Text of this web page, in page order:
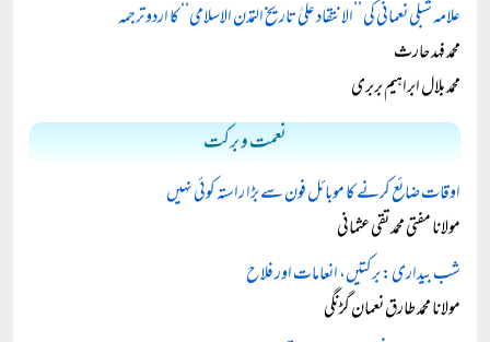
علامہ شبلی نعمانی کی ’’الانتقاد علیٰ تاریخ التمدن الاسلامی‘‘ کا اردو ترجمہ
محمد فہد حارث
محمد بلال ابراہیم بربری
نعمت و برکت
اوقات ضائع کرنے کا موبائل فون سے بڑا راستہ کوئی نہیں
مولانا مفتی محمد تقی عثمانی
شب بیداری: برکتیں، انعامات اور فلاح
مولانا محمد طارق نعمان گڑنگی